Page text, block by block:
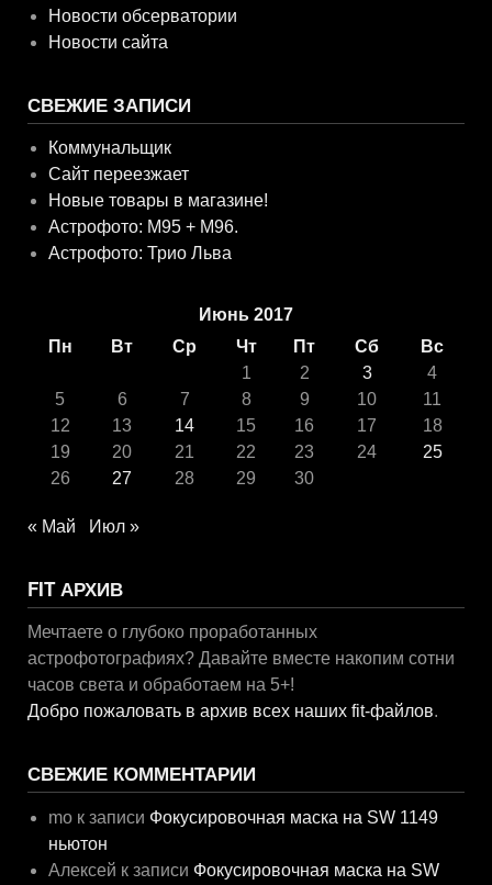
Новости обсерватории
Новости сайта
СВЕЖИЕ ЗАПИСИ
Коммунальщик
Сайт переезжает
Новые товары в магазине!
Астрофото: M95 + M96.
Астрофото: Трио Льва
Июнь 2017
Пн
Вт Ср Чт Пт Сб
Вс
1
2 3
4
5
6 7 8 9 10
11
12
13 14 15 16 17
18
19
20 21 22 23 24
25
26
27 28 29 30
« Май Июл »
FIT АРХИВ
Мечтаете о глубоко проработанных
астрофотографиях? Давайте вместе накопим сотни
часов света и обработаем на 5+!
Добро пожаловать в архив всех наших fit-файлов.
СВЕЖИЕ КОММЕНТАРИИ
mo к записи Фокусировочная маска на SW 1149
ньютон
Алексей к записи Фокусировочная маска на SW